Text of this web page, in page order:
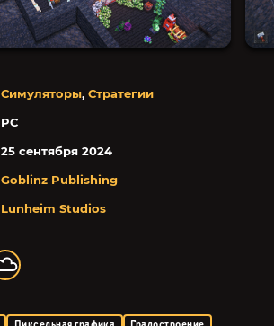
Симуляторы, Стратегии
PC
25 сентября 2024
Goblinz Publishing
Lunheim Studios